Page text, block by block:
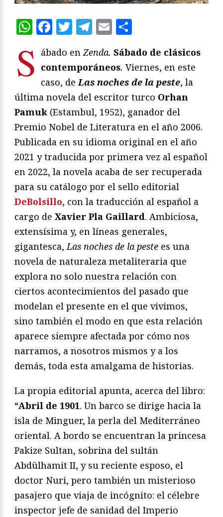
WhatsApp
Facebook
Twitter
Telegram
Email
S ábado enZenda. Sábado de clásicos
contemporáneos. Viernes, en este
caso, deLas noches de la peste, la
última novela del escritor turco Orhan
Pamuk (Estambul, 1952), ganador del
Premio Nobel de Literatura en el año 2006.
Publicada en su idioma original en el año
2021 y traducida por primera vez al español
en 2022, la novela acaba de ser recuperada
para su catálogo por el sello editorial
DeBolsillo, con la traducción al español a
cargo de Xavier Pla Gaillard. Ambiciosa,
extensísima y, en líneas generales,
gigantesca,Las noches de la peste es una
novela de naturaleza metaliteraria que
explora no solo nuestra relación con
ciertos acontecimientos del pasado que
modelan el presente en el que vivimos,
sino también el modo en que esta relación
aparece siempre afectada por cómo nos
narramos, a nosotros mismos y a los
demás, toda esta amalgama de historias.
La propia editorial apunta, acerca del libro:
“Abril de 1901. Un barco se dirige hacia la
isla de Minguer, la perla del Mediterráneo
oriental. A bordo se encuentran la princesa
Pakize Sultan, sobrina del sultán
Abdülhamit II, y su reciente esposo, el
doctor Nuri, pero también un misterioso
pasajero que viaja de incógnito: el célebre
inspector jefe de sanidad del Imperio